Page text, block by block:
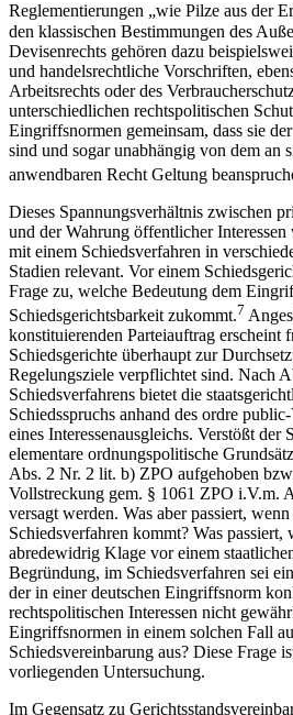
Reglementierungen „wie Pilze aus der
den klassischen Bestimmungen des
Devisenrechts gehören dazu
und handelsrechtliche Vorschriften,
Arbeitsrechts oder des
unterschiedlichen rechtspolitischen
Eingriffsnormen gemeinsam, dass sie
sind und sogar unabhängig von dem an
anwendbaren Recht Geltung
Dieses Spannungsverhältnis zwischen
und der Wahrung öffentlicher
mit einem Schiedsverfahren in
Stadien relevant. Vor einem
Frage zu, welche Bedeutung dem
Schiedsgerichtsbarkeit zukommt.7
konstituierenden Parteiauftrag erscheint
Schiedsgerichte überhaupt zur
Regelungsziele verpflichtet sind. Nach
Schiedsverfahrens bietet die
Schiedsspruchs anhand des ordre
eines Interessenausgleichs. Verstößt der
elementare ordnungspolitische
Abs. 2 Nr. 2 lit. b) ZPO aufgehoben
Vollstreckung gem. § 1061 ZPO
versagt werden. Was aber passiert,
Schiedsverfahren kommt? Was passiert,
abredewidrig Klage vor einem
Begründung, im Schiedsverfahren sei
der in einer deutschen Eingriffsnorm
rechtspolitischen Interessen nicht
Eingriffsnormen in einem solchen Fall
Schiedsvereinbarung aus? Diese Frage
vorliegenden Untersuchung.
Im Gegensatz zu